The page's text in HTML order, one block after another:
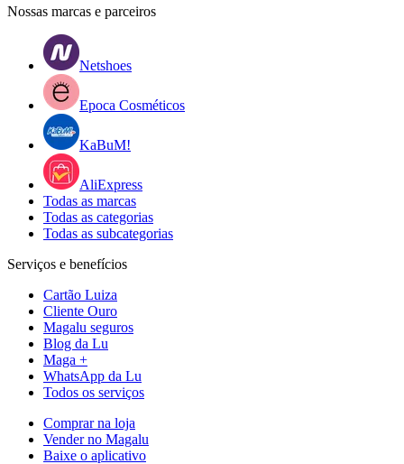
Nossas marcas e parceiros
Netshoes
Epoca Cosméticos
KaBuM!
AliExpress
Todas as marcas
Todas as categorias
Todas as subcategorias
Serviços e benefícios
Cartão Luiza
Cliente Ouro
Magalu seguros
Blog da Lu
Maga +
WhatsApp da Lu
Todos os serviços
Comprar na loja
Vender no Magalu
Baixe o aplicativo